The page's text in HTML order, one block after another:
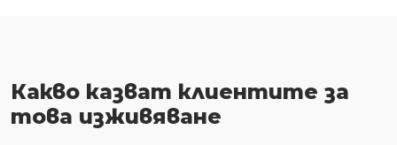
Какво казват клиентите за
това изживяване